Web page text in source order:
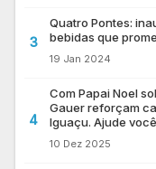
3
Quatro Pontes:
bebidas que
19 Jan 2024
4
Com Papai Noel
Gauer reforçam
Iguaçu. Ajude
10 Dez 2025